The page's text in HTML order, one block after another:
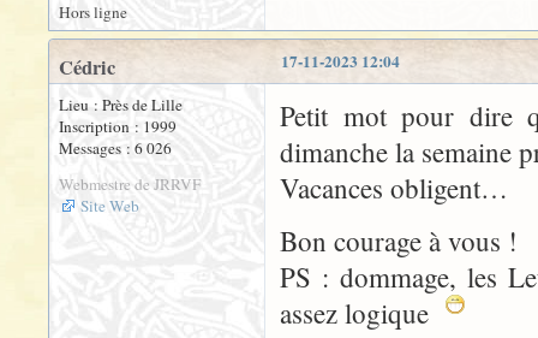
Hors ligne
17-11-2023 12:04
Cédric
Lieu : Près de Lille
Inscription : 1999
Messages : 6 026
Webmestre de JRRVF
Site Web
Petit mot pour dire
dimanche la semaine
Vacances obligent…
Bon courage à vous !
PS : dommage, les
assez logique